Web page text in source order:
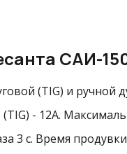
САИ-
(TIG) и ручной
- 12А.
3 с. Время